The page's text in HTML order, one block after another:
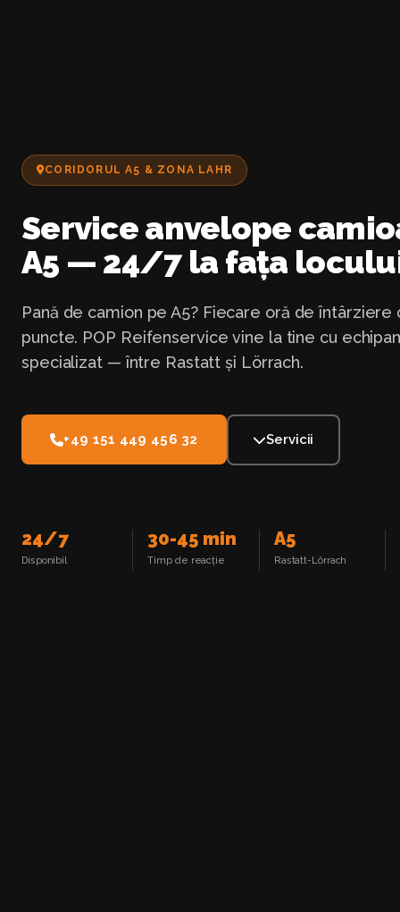
CORIDORUL A5 & ZONA LAHR
Service anvelope
A5 — 24/7 la fața
Pană de camion pe A5? Fiecare oră de întârziere
puncte. POP Reifenservice vine la tine cu
specializat — între Rastatt și Lörrach.
+49 151 449 456 32 Servicii
24/7
Disponibil
30-45 min
Timp de reacție
A5
Rastatt-Lörrach